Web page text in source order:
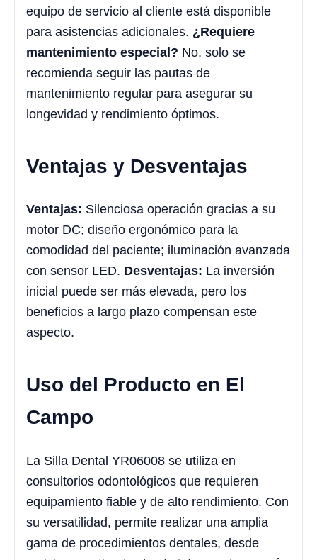
equipo de servicio al cliente está disponible
para asistencias adicionales. ¿Requiere
mantenimiento especial? No, solo se
recomienda seguir las pautas de
mantenimiento regular para asegurar su
longevidad y rendimiento óptimos.
Ventajas y Desventajas
Ventajas: Silenciosa operación gracias a su
motor DC; diseño ergonómico para la
comodidad del paciente; iluminación avanzada
con sensor LED. Desventajas: La inversión
inicial puede ser más elevada, pero los
beneficios a largo plazo compensan este
aspecto.
Uso del Producto en El
Campo
La Silla Dental YR06008 se utiliza en
consultorios odontológicos que requieren
equipamiento fiable y de alto rendimiento. Con
su versatilidad, permite realizar una amplia
gama de procedimientos dentales, desde